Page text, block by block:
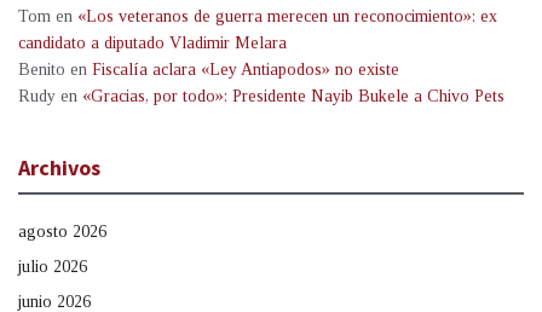
Tom en «Los veteranos de guerra merecen un reconocimiento»: ex
candidato a diputado Vladimir Melara
Benito en Fiscalía aclara «Ley Antiapodos» no existe
Rudy en «Gracias, por todo»: Presidente Nayib Bukele a Chivo Pets
Archivos
agosto 2026
julio 2026
junio 2026